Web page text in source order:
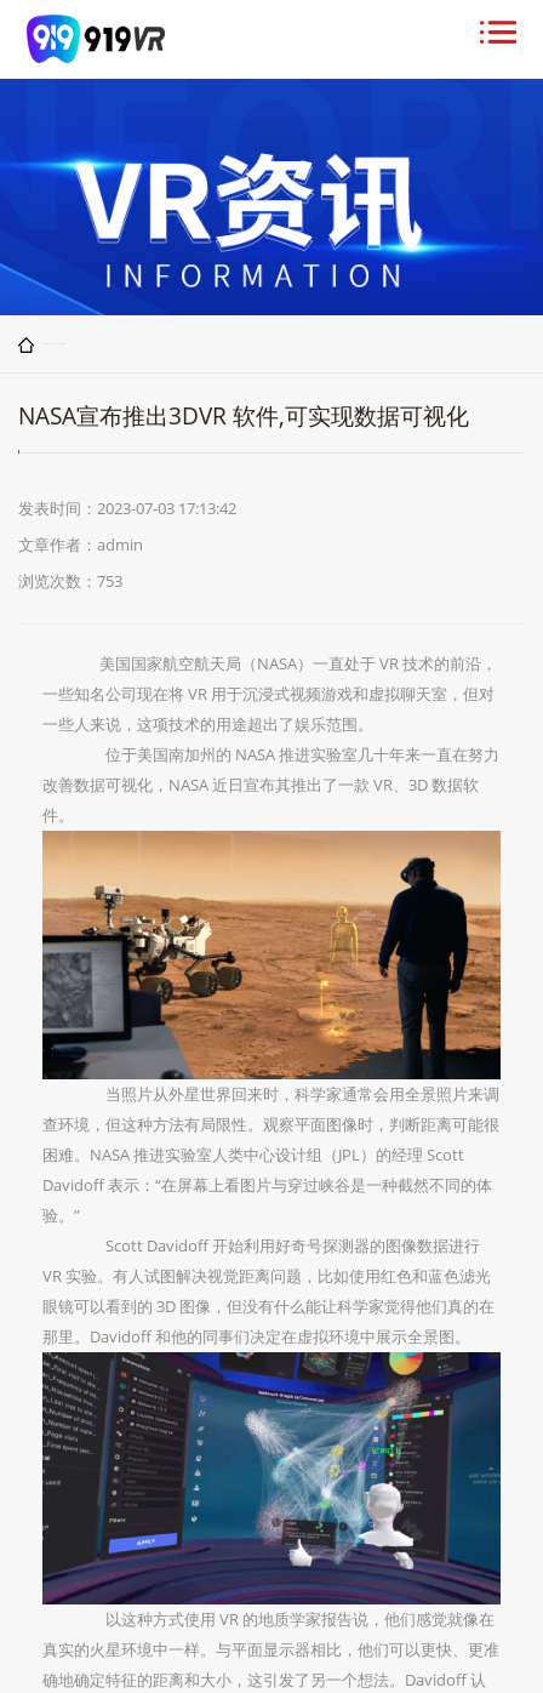
NASA宣布推出3DVR 软件,可实现数据可视化
发表时间：2023-07-03 17:13:42
文章作者：admin
浏览次数： 753
美国国家航空航天局（NASA）一直处于 VR 技术的前沿，
一些知名公司现在将 VR 用于沉浸式视频游戏和虚拟聊天室，但对
一些人来说，这项技术的用途超出了娱乐范围。
位于美国南加州的 NASA 推进实验室几十年来一直在努力
改善数据可视化，NASA 近日宣布其推出了一款 VR、3D 数据软
件。
当照片从外星世界回来时，科学家通常会用全景照片来调
查环境，但这种方法有局限性。观察平面图像时，判断距离可能很
困难。NASA 推进实验室人类中心设计组（JPL）的经理 Scott
Davidoff 表示：“在屏幕上看图片与穿过峡谷是一种截然不同的体
验。”
Scott Davidoff 开始利用好奇号探测器的图像数据进行
VR 实验。有人试图解决视觉距离问题，比如使用红色和蓝色滤光
眼镜可以看到的 3D 图像，但没有什么能让科学家觉得他们真的在
那里。Davidoff 和他的同事们决定在虚拟环境中展示全景图。
以这种方式使用 VR 的地质学家报告说，他们感觉就像在
真实的火星环境中一样。与平面显示器相比，他们可以更快、更准
确地确定特征的距离和大小，这引发了另一个想法。Davidoff 认